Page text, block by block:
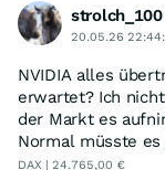
strolch_100
20.05.26
NVIDIA alles
erwartet? Ich
der Markt es
Normal müsste
DAX | 24.765,00 €